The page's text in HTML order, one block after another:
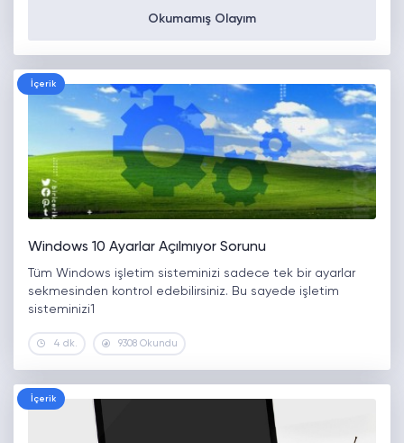
Okumamış Olayım
İçerik
Windows 10 Ayarlar Açılmıyor Sorunu
Tüm Windows işletim sisteminizi sadece tek bir ayarlar
sekmesinden kontrol edebilirsiniz. Bu sayede işletim
sisteminizi1
4 dk. 9308 Okundu
İçerik